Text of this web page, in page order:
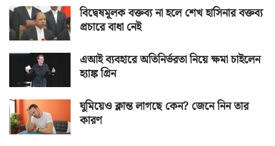
বিদ্বেষমূলক বক্তব্য না হলে শেখ হাসিনার বক্তব্য
প্রচারে বাধা নেই
এআই ব্যবহারে অতিনির্ভরতা নিয়ে ক্ষমা চাইলেন
হ্যাঙ্ক গ্রিন
ঘুমিয়েও ক্লান্ত লাগছে কেন? জেনে নিন তার
কারণ